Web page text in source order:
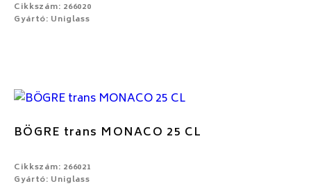
Cikkszám: 266020
Gyártó: Uniglass
BÖGRE trans MONACO 25 CL
Cikkszám: 266021
Gyártó: Uniglass